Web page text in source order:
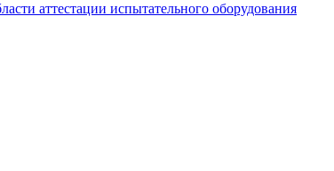
аттестации испытательного оборудования